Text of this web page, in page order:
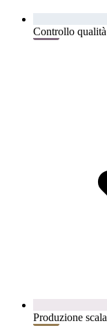
Controllo
Produzione